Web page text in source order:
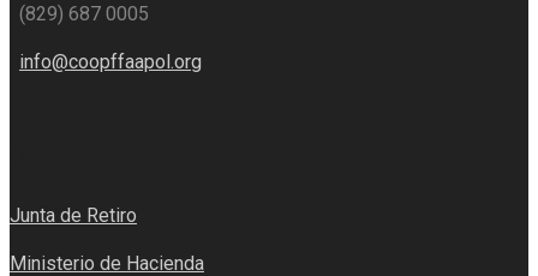
(829) 687 0005
info@coopffaapol.org
Junta de Retiro
Ministerio de Hacienda